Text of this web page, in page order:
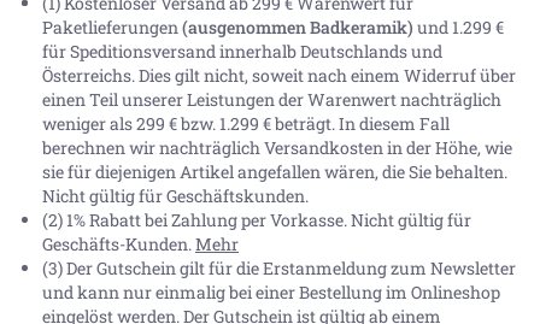
Paketlieferungen(ausgenommen Badkeramik) und 1.299 €
für Speditionsversand innerhalb Deutschlands und
Österreichs. Dies gilt nicht, soweit nach einem Widerruf über
einen Teil unserer Leistungen der Warenwert nachträglich
weniger als 299 € bzw. 1.299 € beträgt. In diesem Fall
berechnen wir nachträglich Versandkosten in der Höhe, wie
sie für diejenigen Artikel angefallen wären, die Sie behalten.
Nicht gültig für Geschäftskunden.
(2) 1% Rabatt bei Zahlung per Vorkasse. Nicht gültig für
Geschäfts-Kunden.Mehr
(3) Der Gutschein gilt für die Erstanmeldung zum Newsletter
und kann nur einmalig bei einer Bestellung im Onlineshop
eingelöst werden. Der Gutschein ist gültig ab einem